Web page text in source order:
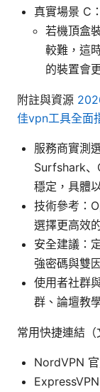
真實場景 C
若機頂盒
較難，這
的裝置會
附註與資源
佳vpn工具全面
服務商實測
Surfshark、
穩定，具體
技術參考：
選擇更高效
安全建議：
強密碼與雙
使用者社群
群、論壇教
常用快捷連結（
NordVPN